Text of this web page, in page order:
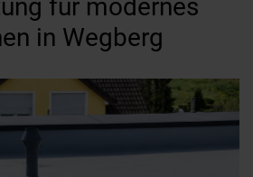
für modernes
in Wegberg